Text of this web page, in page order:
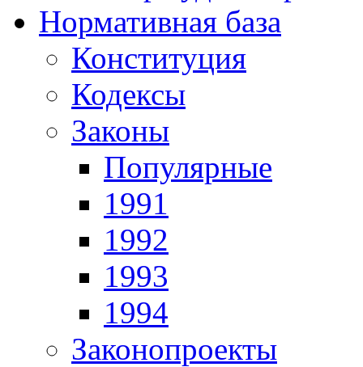
Нормативная база
Конституция
Кодексы
Законы
Популярные
1991
1992
1993
1994
Законопроекты